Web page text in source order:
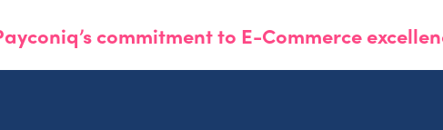
commitment to E-Commerce